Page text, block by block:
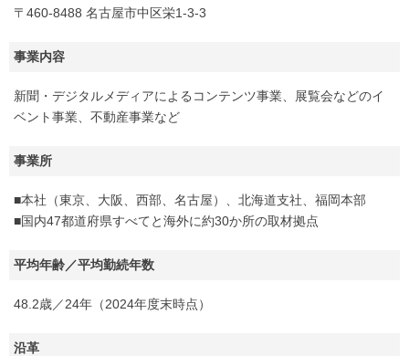
〒460-8488 名古屋市中区栄1-3-3
事業内容
新聞・デジタルメディアによるコンテンツ事業、展覧会などのイ
ベント事業、不動産事業など
事業所
■本社（東京、大阪、西部、名古屋）、北海道支社、福岡本部
■国内47都道府県すべてと海外に約30か所の取材拠点
平均年齢／平均勤続年数
48.2歳／24年（2024年度末時点）
沿革